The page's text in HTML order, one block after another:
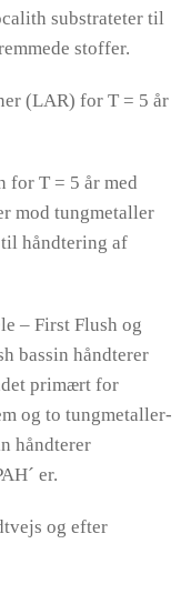
substrateter til
stoffer.
(LAR) for T = 5 år
for T = 5 år med
mod tungmetaller
til håndtering af
– First Flush og
bassin håndterer
primært for
og to tungmetaller-
håndterer
er.
og efter